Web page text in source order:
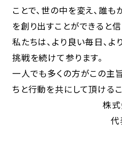
ことで、世の中を変え、誰
を創り出すことができると信
私たちは、より良い毎日、よ
挑戦を続けて参ります。
一人でも多くの方がこの主
ちと行動を共にして頂ける
株